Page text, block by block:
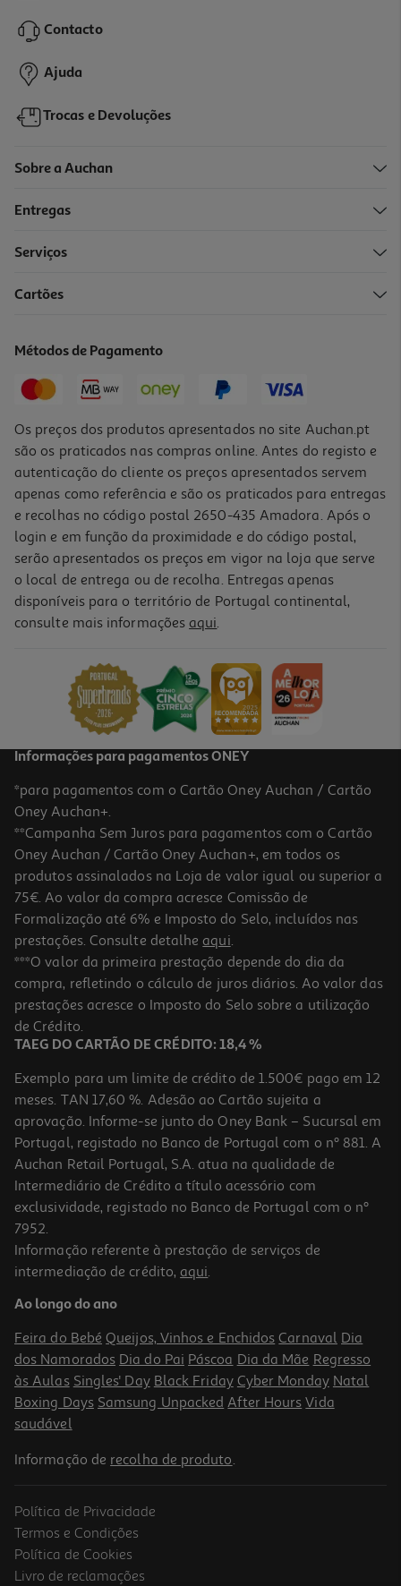
1.079,99 €
Ipad Mini 7 Apple Wi-Fi 256gb Purple
829,99 €
Ipad Mini 7 Apple Wi-Fi + Cellular 256gb Purple
999.99 €/un
999,99 €
Ipad Apple Silver 11" Wi-Fi 256gb
649.99 €/un
649,99 €
Contacto
Ajuda
Trocas e Devoluções
Sobre a Auchan
Entregas
Serviços
Cartões
Métodos de Pagamento
Os preços dos produtos apresentados no site Auchan.pt
são os praticados nas compras online. Antes do registo e
autenticação do cliente os preços apresentados servem
apenas como referência e são os praticados para entregas
e recolhas no código postal 2650-435 Amadora. Após o
login e em função da proximidade e do código postal,
serão apresentados os preços em vigor na loja que serve
o local de entrega ou de recolha. Entregas apenas
disponíveis para o território de Portugal continental,
consulte mais informações aqui.
Informações para pagamentos ONEY
*para pagamentos com o Cartão Oney Auchan / Cartão
Oney Auchan+.
**Campanha Sem Juros para pagamentos com o Cartão
Oney Auchan / Cartão Oney Auchan+, em todos os
produtos assinalados na Loja de valor igual ou superior a
75€. Ao valor da compra acresce Comissão de
Formalização até 6% e Imposto do Selo, incluídos nas
prestações. Consulte detalhe aqui.
***O valor da primeira prestação depende do dia da
compra, refletindo o cálculo de juros diários. Ao valor das
prestações acresce o Imposto do Selo sobre a utilização
de Crédito.
TAEG DO CARTÃO DE CRÉDITO: 18,4 %
Exemplo para um limite de crédito de 1.500€ pago em 12
meses. TAN 17,60 %. Adesão ao Cartão sujeita a
aprovação. Informe-se junto do Oney Bank – Sucursal em
Portugal, registado no Banco de Portugal com o nº 881. A
Auchan Retail Portugal, S.A. atua na qualidade de
Intermediário de Crédito a título acessório com
exclusividade, registado no Banco de Portugal com o nº
7952.
Informação referente à prestação de serviços de
intermediação de crédito, aqui.
Ao longo do ano
Feira do Bebé Queijos, Vinhos e Enchidos Carnaval Dia
dos Namorados Dia do Pai Páscoa Dia da Mãe Regresso
às Aulas Singles' Day Black Friday Cyber Monday Natal
Boxing Days Samsung Unpacked After Hours Vida
saudável
Informação de recolha de produto.
Política de Privacidade
Termos e Condições
Política de Cookies
Livro de reclamações